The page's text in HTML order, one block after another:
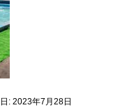
: 2023年7月28日